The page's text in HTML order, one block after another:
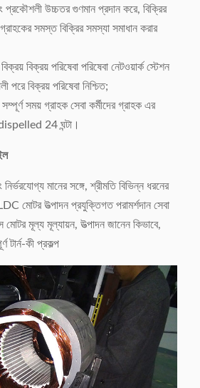
প্রকৌশলী উচ্চতর গুণমান প্রদান করে, বিক্রির
সমস্ত বিক্রির সমস্যা সমাধান করার
বিক্রয় পরিষেবা পরিষেবা নেটওয়ার্ক স্টেশন
পরে বিক্রয় পরিষেবা নিশ্চিত;
সময় গ্রাহক সেবা কর্মীদের গ্রাহক এর
24 ঘন্টা।
মানের সঙ্গে, শ্রীমতি বিভিন্ন ধরনের
মোটর উত্পাদন প্রযুক্তিগত পরামর্শদান সেবা
মোটর মূল্য মূল্যায়ন, উত্পাদন জানেন কিভাবে,
টার্ন-কী প্রকল্প